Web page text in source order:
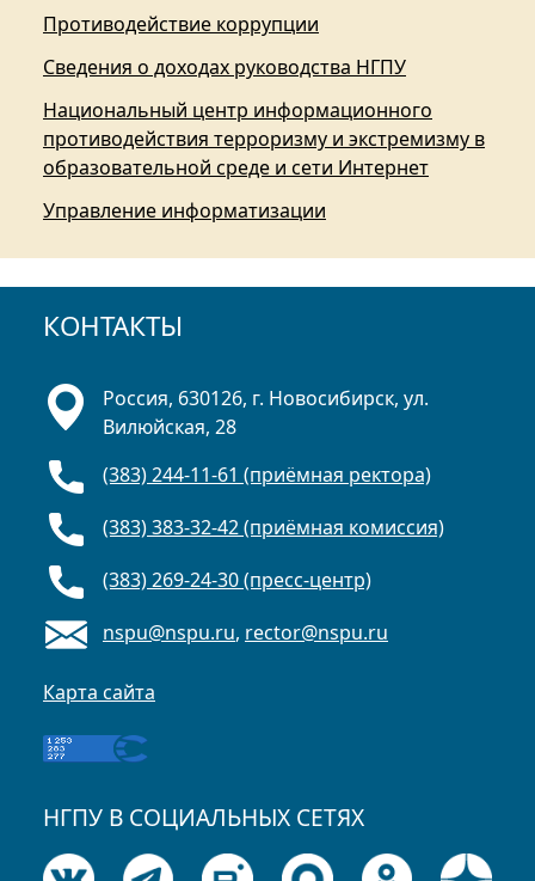
Противодействие коррупции
Сведения о доходах руководства НГПУ
Национальный центр информационного
противодействия терроризму и экстремизму в
образовательной среде и сети Интернет
Управление информатизации
КОНТАКТЫ
Россия, 630126, г. Новосибирск, ул.
Вилюйская, 28
(383) 244-11-61 (приёмная ректора)
(383) 383-32-42 (приёмная комиссия)
(383) 269-24-30 (пресс-центр)
nspu@nspu.ru, rector@nspu.ru
Карта сайта
НГПУ В СОЦИАЛЬНЫХ СЕТЯХ